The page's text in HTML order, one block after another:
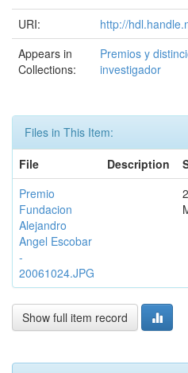
URI:
http://
Appears in
Collections:
Premios y
investigador
Files in This Item:
File
Description
Premio
Fundacion
Alejandro
Angel Escobar
-
20061024.JPG
Show full item record